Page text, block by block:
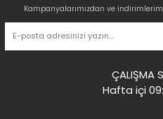
Kampanyalarımızdan ve
ÇALIŞMA
Hafta içi